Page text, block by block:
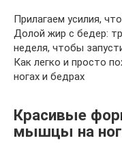
Прилагаем усилия,
Долой жир с бедер:
неделя, чтобы
Как легко и просто
ногах и бедрах
Красивые
мышцы на